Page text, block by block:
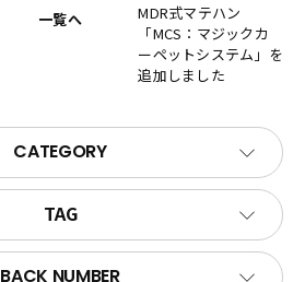
MDR式マテハン
「MCS：マジックカ
ーペットシステム」を
追加しました
一覧へ
CATEGORY
TAG
BACK NUMBER